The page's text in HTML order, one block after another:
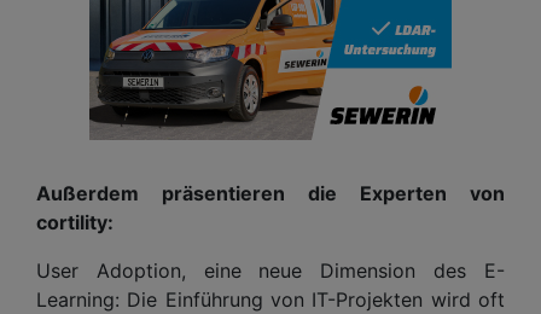
Außerdem präsentieren die Experten von
cortility:
User Adoption, eine neue Dimension des E-
Learning: Die Einführung von IT-Projekten wird oft